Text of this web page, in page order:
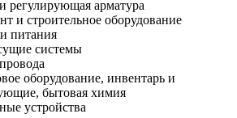
регулирующая арматура
и строительное оборудование
питания
системы
оборудование, инвентарь и
бытовая химия
устройства